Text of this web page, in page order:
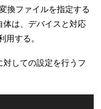
換ファイルを指定する
体は、デバイスと対応
用する。
しての設定を行うフ